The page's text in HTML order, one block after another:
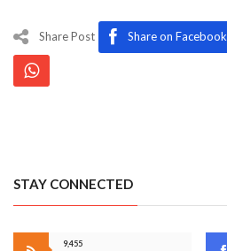
Share Post Share on Facebook
STAY CONNECTED
9,455